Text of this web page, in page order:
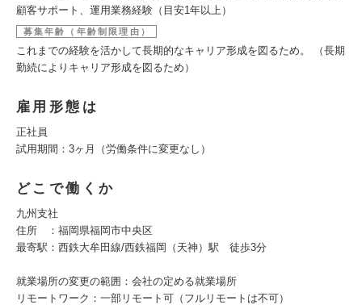
顧客サポート、運用業務経験（目安1年以上）
募集年齢（年齢制限理由）
これまでの経験を活かして長期的なキャリア形成を図るため。 （長期
勤続によりキャリア形成を図るため）
雇用形態は
正社員
試用期間：3ヶ月（労働条件に変更なし）
どこで働くか
九州支社
住所 ：福岡県福岡市中央区
最寄駅：西鉄大牟田線/西鉄福岡（天神）駅 徒歩3分
就業場所の変更の範囲：会社の定める就業場所
リモートワーク：一部リモート可（フルリモートは不可）